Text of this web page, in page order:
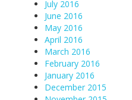
July 2016
June 2016
May 2016
April 2016
March 2016
February 2016
January 2016
December 2015